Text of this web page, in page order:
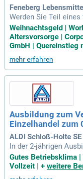
Feneberg
Werden Sie Teil
und Unterstützung
Sie unsere
echend unsere
chwaren. Sie sorgen
Qualitätsstandards
Bestellungen sowie
weise Bewerber mit
tel oder
mmen. Ihnen sollte
ten, und Flexibilität in
g ist wichtig.
annendes
Weihnachtsgeld |
Altersvorsorge |
GmbH | Quereinstieg
mehr erfahren
Ausbildung zum
Einzelhandel zum
ALDI Schloß-Holte
In der 2-jährigen
en Ausbildung zum
le wichtigen Abläufe
Gutes Betriebsklima |
Vollzeit
+ weitere